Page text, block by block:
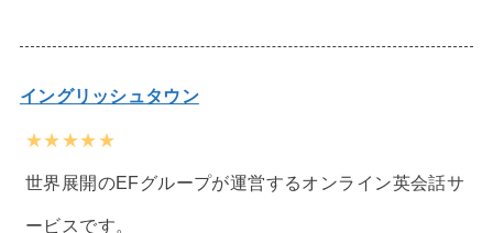
イングリッシュタウン
★★★★★
世界展開のEFグループが運営するオンライン英会話サ
ービスです。